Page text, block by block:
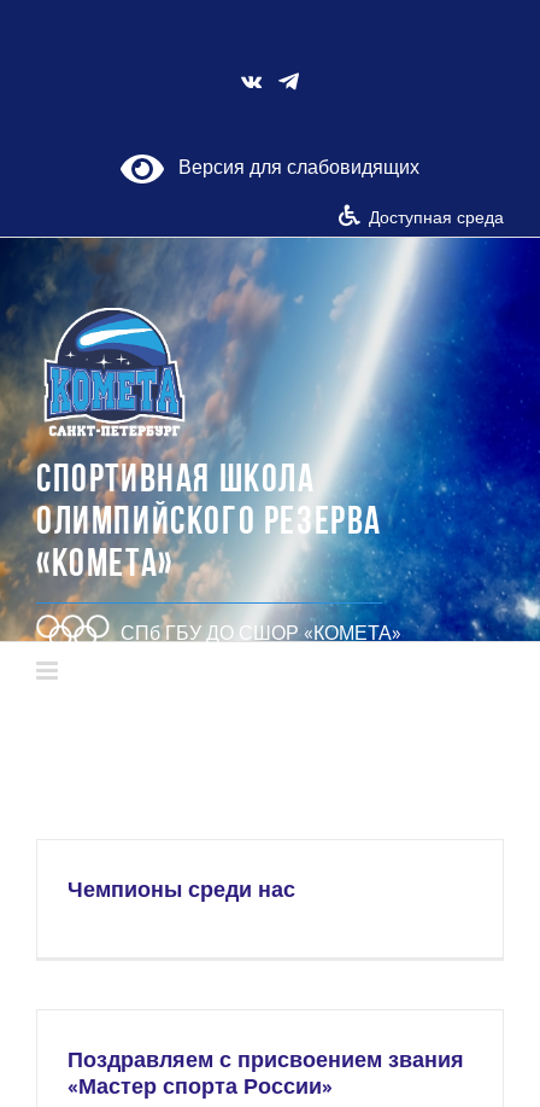
Vk
Версия для слабовидящих
Доступная среда
СПОРТИВНАЯ ШКОЛА
ОЛИМПИЙСКОГО РЕЗЕРВА
«КОМЕТА»
СПб ГБУ ДО СШОР «КОМЕТА»
Чемпионы среди нас
Поздравляем с присвоением звания
«Мастер спорта России»